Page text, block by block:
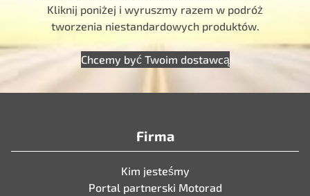
Kliknij poniżej i wyruszmy razem w podróż
tworzenia niestandardowych produktów.
Chcemy być Twoim dostawcą
Firma
Kim jesteśmy
Portal partnerski Motorad